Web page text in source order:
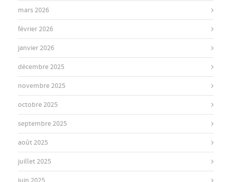
mars 2026
février 2026
janvier 2026
décembre 2025
novembre 2025
octobre 2025
septembre 2025
août 2025
juillet 2025